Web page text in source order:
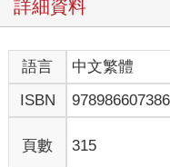
詳細資料
語言 中文繁體
ISBN
頁數 315